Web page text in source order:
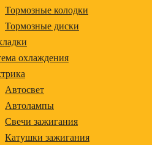
Тормозные колодки
Тормозные диски
охлаждения
Автосвет
Автолампы
Свечи зажигания
Катушки зажигания